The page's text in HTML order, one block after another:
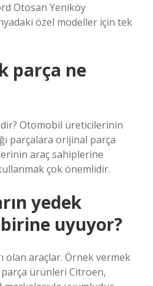
Otosan Yeniköy
özel modeller için tek
parça ne
Otomobil üreticilerinin
parçalara orijinal parça
araç sahiplerine
çok önemlidir.
yedek
uyuyor?
olan araçlar. Örnek vermek
ürünleri Citroen,